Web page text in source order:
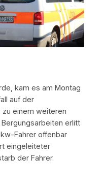
kam es am Montag
auf der
zu einem weiteren
erlitt
Fahrer offenbar
eingeleiteter
der Fahrer.